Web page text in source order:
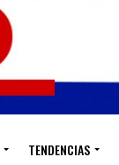
TENDENCIAS